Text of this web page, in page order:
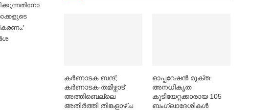
കര്‍ണാടക ബന്ദ്;
കര്‍ണാടക-തമിഴ്നാട്
അത്തിബെല്ലെ
അതിര്‍ത്തി തിങ്കളാഴ്ച
ഓപ്പറേഷൻ മുക്ത:
അനധികൃത
കുടിയേറ്റക്കാരായ 105
ബംഗ്ലാദേശികള്‍